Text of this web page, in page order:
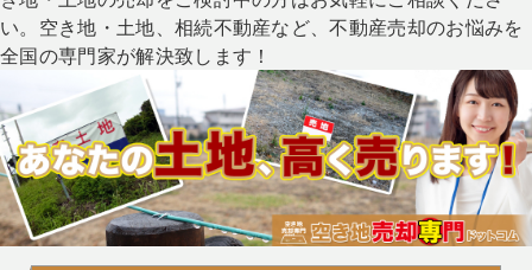
い。空き地・土地、相続不動産など、不動産売却のお悩みを
全国の専門家が解決致します！